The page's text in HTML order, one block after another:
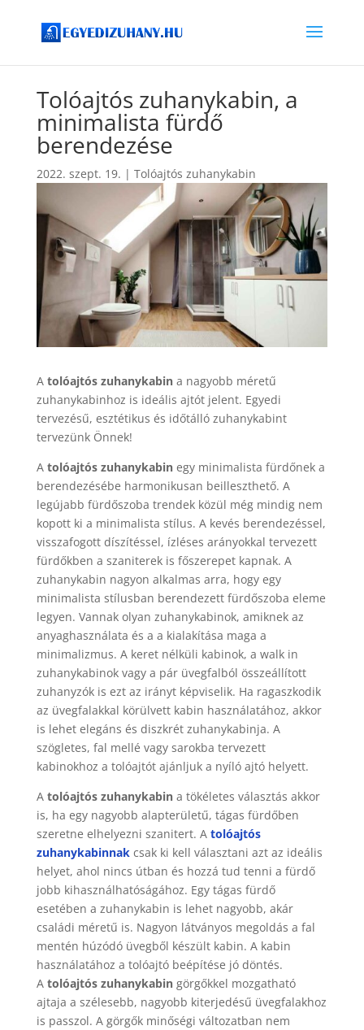
Tolóajtós zuhanykabin, a
minimalista fürdő
berendezése
2022. szept. 19. | Tolóajtós zuhanykabin
Atolóajtós zuhanykabina nagyobb méretű
zuhanykabinhoz is ideális ajtót jelent. Egyedi
tervezésű, esztétikus és időtálló zuhanykabint
tervezünk Önnek!
A tolóajtós zuhanykabinegy minimalista fürdőnek a
berendezésébe harmonikusan beilleszthető. A
legújabb fürdőszoba trendek közül még mindig nem
kopott ki a minimalista stílus. A kevés berendezéssel,
visszafogott díszítéssel, ízléses arányokkal tervezett
fürdőkben a szaniterek is főszerepet kapnak. A
zuhanykabin nagyon alkalmas arra, hogy egy
minimalista stílusban berendezett fürdőszoba eleme
legyen. Vannak olyan zuhanykabinok, amiknek az
anyaghasználata és a a kialakítása maga a
minimalizmus. A keret nélküli kabinok, a walk in
zuhanykabinok vagy a pár üvegfalból összeállított
zuhanyzók is ezt az irányt képviselik. Ha ragaszkodik
az üvegfalakkal körülvett kabin használatához, akkor
is lehet elegáns és diszkrét zuhanykabinja. A
szögletes, fal mellé vagy sarokba tervezett
kabinokhoz a tolóajtót ajánljuk a nyíló ajtó helyett.
Atolóajtós zuhanykabina tökéletes választás akkor
is, ha egy nagyobb alapterületű, tágas fürdőben
szeretne elhelyezni szanitert. A tolóajtós
zuhanykabinnakcsak ki kell választani azt az ideális
helyet, ahol nincs útban és hozzá tud tenni a fürdő
jobb kihasználhatóságához. Egy tágas fürdő
esetében a zuhanykabin is lehet nagyobb, akár
családi méretű is. Nagyon látványos megoldás a fal
mentén húzódó üvegből készült kabin. A kabin
használatához a tolóajtó beépítése jó döntés.
A tolóajtós zuhanykabingörgőkkel mozgatható
ajtaja a szélesebb, nagyobb kiterjedésű üvegfalakhoz
is passzol. A görgők minőségi változatban nem